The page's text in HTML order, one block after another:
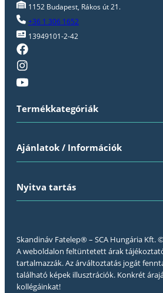
1152 Budapest, Rákos út 21.
+36 1 306 1652
13949101-2-42
Termékkategóriák
Ajánlatok / Információk
Nyitva tartás
Skandináv Fatelep® – SCA Hungária Kft.
A weboldalon feltüntetett árak
tartalmazzák. Az árváltoztatás jogát
található képek illusztrációk. Konkrét
kollégáinkat!